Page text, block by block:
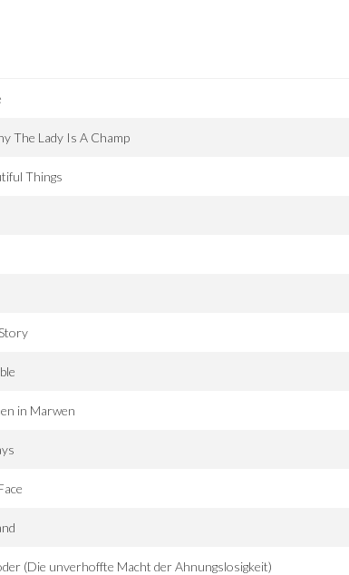
The Lady Is A Champ
Things
in Marwen
(Die unverhoffte Macht der Ahnungslosigkeit)